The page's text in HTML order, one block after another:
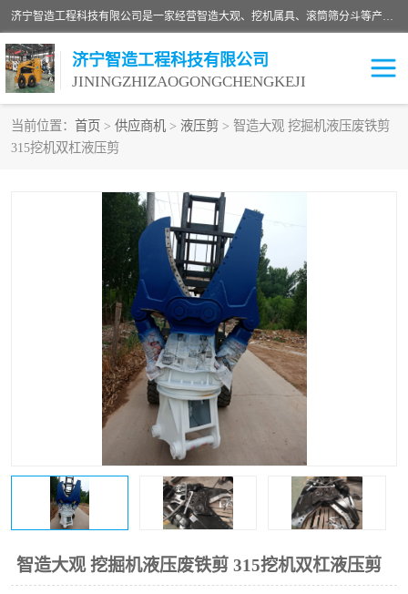
济宁智造工程科技有限公司是一家经营智造大观、挖机属具、滚筒筛分斗等产品的滑移装载机厂家。济宁智造工程科技有限公司奉行以质量赢得用户，诚信为本，互利共赢的宗旨，依靠雄厚的技术力量，科学的管理制度，先进的加工检测设备，始终坚持以客户为中心，免费咨询！
济宁智造工程科技有限公司
JININGZHIZAOGONGCHENGKEJI
当前位置： 首页 > 供应商机 > 液压剪 > 智造大观 挖掘机液压废铁剪
315挖机双杠液压剪
智造大观 挖掘机液压废铁剪 315挖机双杠液压剪
振动夯
移动破碎机
粉碎钳
土壤修复
开沟机
破碎机
压路机
滑移装载机
清扫器 割草机
挖树机 拓荒机